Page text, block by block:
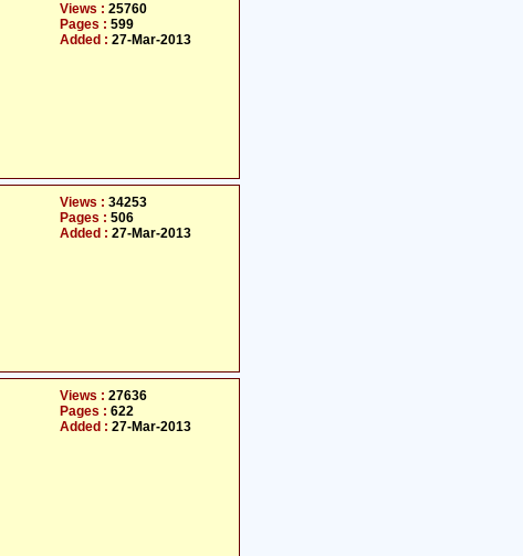
Views : 25760
Pages : 599
Added : 27-Mar-2013
Views : 34253
Pages : 506
Added : 27-Mar-2013
Views : 27636
Pages : 622
Added : 27-Mar-2013